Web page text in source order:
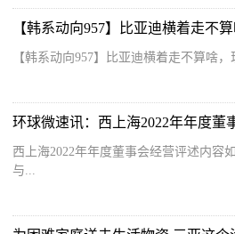
【韩系动向957】比亚迪横着走不算啥
环球微速讯：西上海2022年年度董
西上海2022年年度董事会经营评述内
与...